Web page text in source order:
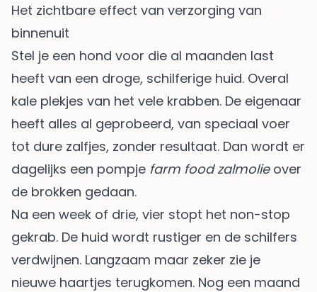
Het zichtbare effect van verzorging van
binnenuit
Stel je een hond voor die al maanden last
heeft van een droge, schilferige huid. Overal
kale plekjes van het vele krabben. De eigenaar
heeft alles al geprobeerd, van speciaal voer
tot dure zalfjes, zonder resultaat. Dan wordt er
dagelijks een pompje farm food zalmolieover
de brokken gedaan.
Na een week of drie, vier stopt het non-stop
gekrab. De huid wordt rustiger en de schilfers
verdwijnen. Langzaam maar zeker zie je
nieuwe haartjes terugkomen. Nog een maand